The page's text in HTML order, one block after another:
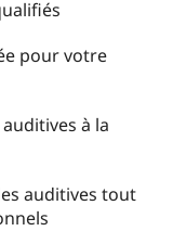
pour votre
à la
auditives tout